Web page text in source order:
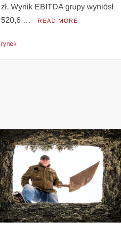
zł. Wynik EBITDA grupy wyniósł
520,6 …
READ MORE
rynek